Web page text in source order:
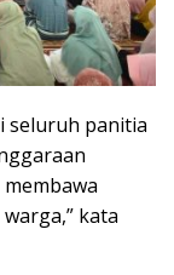
seluruh panitia
kata